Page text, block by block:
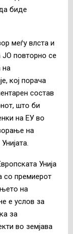
биде
меѓу влста и
ЈО повторно се
на
кој порача
состав
што би
на ЕУ во
на
Унија
со премиерот
на
е услов за
за
во земјава